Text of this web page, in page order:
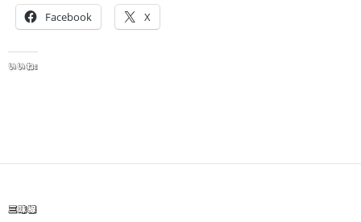
Facebook X
いいね:
三味線